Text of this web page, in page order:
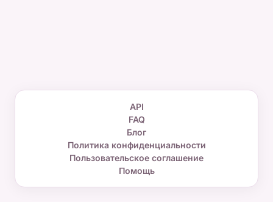
API
FAQ
Блог
Политика конфиденциальности
Пользовательское соглашение
Помощь